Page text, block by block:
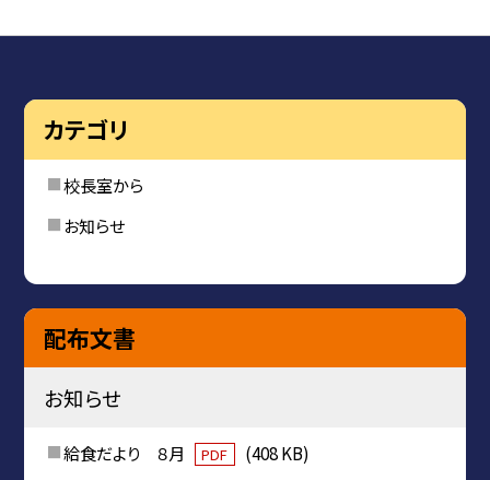
カテゴリ
校長室から
お知らせ
配布文書
お知らせ
給食だより ８月 PDF
(408 KB)